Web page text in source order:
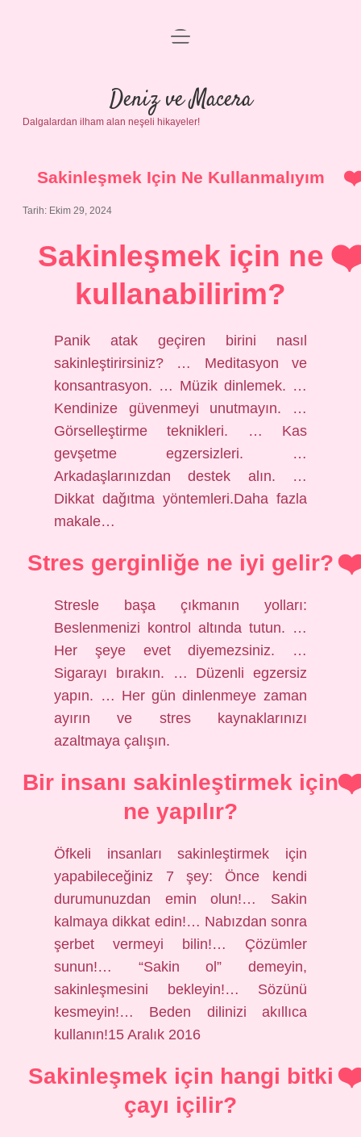
Anasayfa
Gizlilik Politikası
Yasal Uyarı
menüyü
Deniz ve Macera
Dalgalardan ilham alan neşeli hikayeler!
Sakinleşmek Için Ne Kullanmalıyım
Tarih: Ekim 29, 2024
Sakinleşmek için ne
kullanabilirim?
Panik atak geçiren birini nasıl
sakinleştirirsiniz? … Meditasyon ve
konsantrasyon. … Müzik dinlemek. …
Kendinize güvenmeyi unutmayın. …
Görselleştirme teknikleri. … Kas
gevşetme egzersizleri. …
Arkadaşlarınızdan destek alın. …
Dikkat dağıtma yöntemleri.Daha fazla
makale…
Stres gerginliğe ne iyi gelir?
Stresle başa çıkmanın yolları:
Beslenmenizi kontrol altında tutun. …
Her şeye evet diyemezsiniz. …
Sigarayı bırakın. … Düzenli egzersiz
yapın. … Her gün dinlenmeye zaman
ayırın ve stres kaynaklarınızı
azaltmaya çalışın.
Bir insanı sakinleştirmek için
ne yapılır?
Öfkeli insanları sakinleştirmek için
yapabileceğiniz 7 şey: Önce kendi
durumunuzdan emin olun!… Sakin
kalmaya dikkat edin!… Nabızdan sonra
şerbet vermeyi bilin!… Çözümler
sunun!… “Sakin ol” demeyin,
sakinleşmesini bekleyin!… Sözünü
kesmeyin!… Beden dilinizi akıllıca
kullanın!15 Aralık 2016
Sakinleşmek için hangi bitki
çayı içilir?